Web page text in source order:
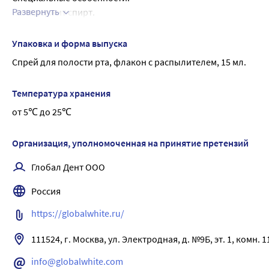
Не содержит спирт.
Компактный, заменяет до 100 жвачек.
Устраняет табачный запах.
Активные компоненты
Экстракты оливы и петрушки оказывают антиоксидантное
приема пищи, табака, алкоголя.
Ментол придает дыханию аромат свежести и прохлады.
Результат:
Свежее дыхание.
Развернуть
Упаковка и форма выпуска
Спрей для полости рта, флакон с распылителем, 15 мл.
Температура хранения
от 5℃ до 25℃
Организация, уполномоченная на принятие претензий
Глобал Дент ООО
Россия
https://globalwhite.ru/
111524, г. Москва, ул. Электродная, д. №9Б, эт. 1, комн.
info@globalwhite.com